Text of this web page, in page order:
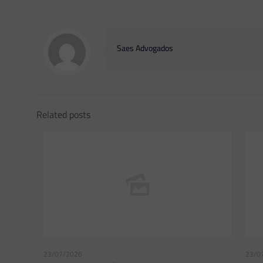
Saes Advogados
Related posts
23/07/2026 23/